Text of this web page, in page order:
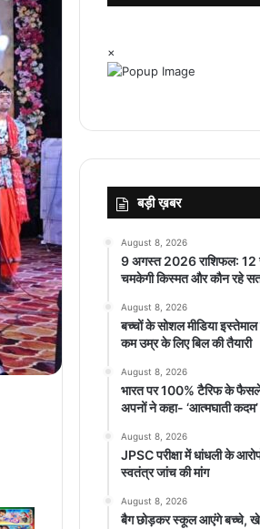
×
बड़ी ख़बर
August 8, 2026
9 अगस्त 2026 राशिफल: 12
चमकेगी किस्मत और कौन रहे
August 8, 2026
बच्चों के सोशल मीडिया
कम उम्र के लिए बिल की तैयारी
August 8, 2026
भारत पर 100% टैरिफ के फैसले
अपनों ने कहा- ‘आत्मघाती कदम’
August 8, 2026
JPSC परीक्षा में धांधली के
स्वतंत्र जांच की मांग
August 8, 2026
बैग छोड़कर स्कूल आएंगे बच्चे,